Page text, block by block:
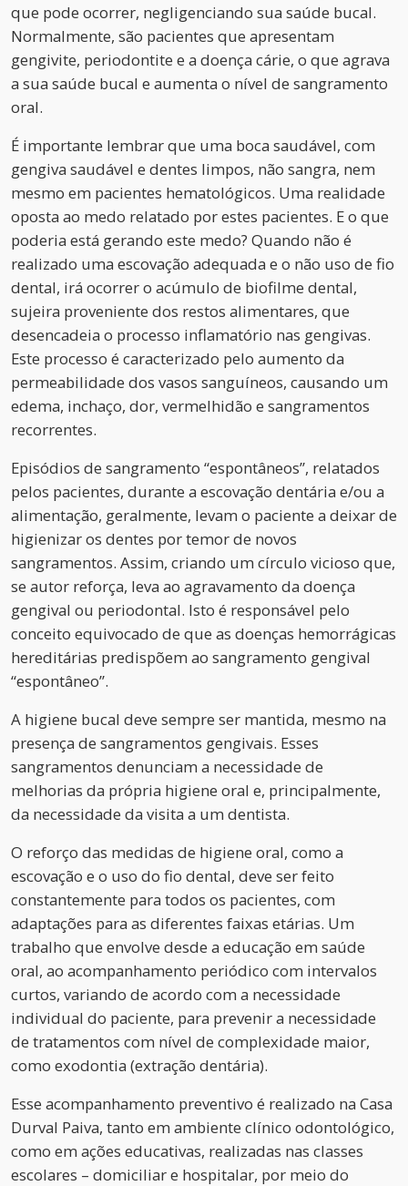
que pode ocorrer, negligenciando sua saúde bucal.
Normalmente, são pacientes que apresentam
gengivite, periodontite e a doença cárie, o que agrava
a sua saúde bucal e aumenta o nível de sangramento
oral.
É importante lembrar que uma boca saudável, com
gengiva saudável e dentes limpos, não sangra, nem
mesmo em pacientes hematológicos. Uma realidade
oposta ao medo relatado por estes pacientes. E o que
poderia está gerando este medo? Quando não é
realizado uma escovação adequada e o não uso de fio
dental, irá ocorrer o acúmulo de biofilme dental,
sujeira proveniente dos restos alimentares, que
desencadeia o processo inflamatório nas gengivas.
Este processo é caracterizado pelo aumento da
permeabilidade dos vasos sanguíneos, causando um
edema, inchaço, dor, vermelhidão e sangramentos
recorrentes.
Episódios de sangramento “espontâneos”, relatados
pelos pacientes, durante a escovação dentária e/ou a
alimentação, geralmente, levam o paciente a deixar de
higienizar os dentes por temor de novos
sangramentos. Assim, criando um círculo vicioso que,
se autor reforça, leva ao agravamento da doença
gengival ou periodontal. Isto é responsável pelo
conceito equivocado de que as doenças hemorrágicas
hereditárias predispõem ao sangramento gengival
“espontâneo”.
A higiene bucal deve sempre ser mantida, mesmo na
presença de sangramentos gengivais. Esses
sangramentos denunciam a necessidade de
melhorias da própria higiene oral e, principalmente,
da necessidade da visita a um dentista.
O reforço das medidas de higiene oral, como a
escovação e o uso do fio dental, deve ser feito
constantemente para todos os pacientes, com
adaptações para as diferentes faixas etárias. Um
trabalho que envolve desde a educação em saúde
oral, ao acompanhamento periódico com intervalos
curtos, variando de acordo com a necessidade
individual do paciente, para prevenir a necessidade
de tratamentos com nível de complexidade maior,
como exodontia (extração dentária).
Esse acompanhamento preventivo é realizado na Casa
Durval Paiva, tanto em ambiente clínico odontológico,
como em ações educativas, realizadas nas classes
escolares – domiciliar e hospitalar, por meio do